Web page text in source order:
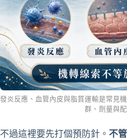
發炎反應、血管內皮與脂質運輸是常見
群、劑量與配
不過這裡要先打個預防針。 不